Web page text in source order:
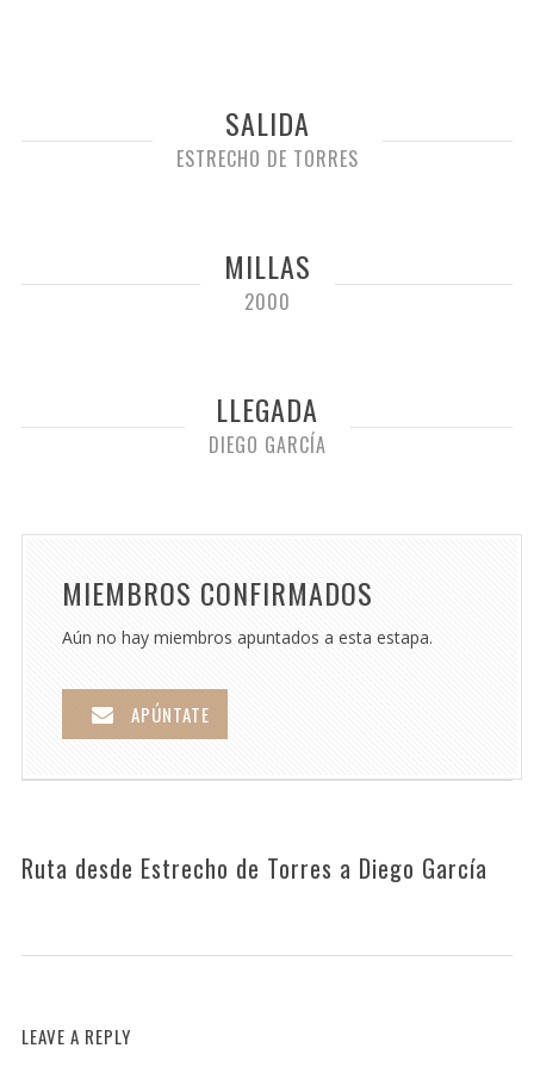
SALIDA
ESTRECHO DE TORRES
MILLAS
2000
LLEGADA
DIEGO GARCÍA
MIEMBROS CONFIRMADOS
Aún no hay miembros apuntados a esta estapa.
APÚNTATE
Ruta desde Estrecho de Torres a Diego García
LEAVE A REPLY